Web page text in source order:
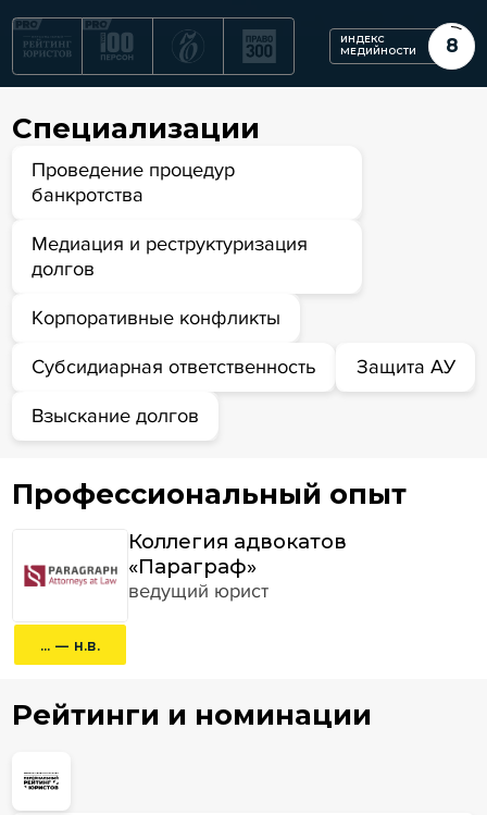
ИНДЕКС
МЕДИЙНОСТИ
8
Специализации
Проведение процедур
банкротства
Медиация и реструктуризация
долгов
Корпоративные конфликты
Субсидиарная ответственность Защита АУ
Взыскание долгов
Профессиональный опыт
... — н.в.
Коллегия адвокатов
«Параграф»
ведущий юрист
Рейтинги и номинации